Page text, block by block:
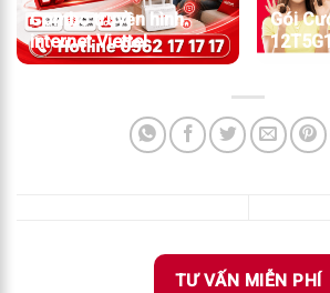
Combo truyền hình
internet Viettel
Gói
TƯ VẤN MIỄN PHÍ